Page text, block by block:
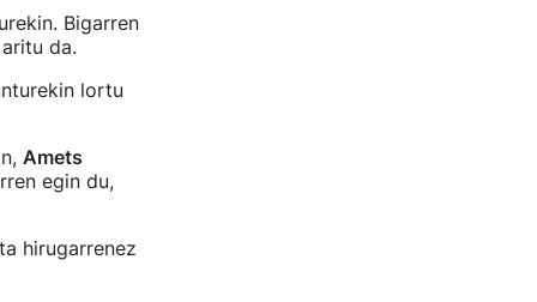
Bigarren
da.
lortu
Amets
egin du,
hirugarrenez